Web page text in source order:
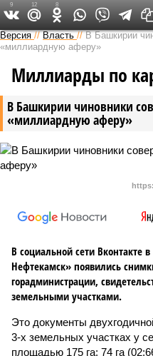
Версия в
Версия //Власть //В Башкирии
«миллиардную аферу»
В Башкирии чиновники
«миллиардную аферу»
Миллиарды по
В социальной сети Вконтакте
Нефтекамск» появились
горадминистрации,
земельными участками.
Это документы
3-х земельных участках у
площадью 175 га: 74 га
9 12 8